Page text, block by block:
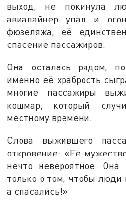
выход, не покинула
авиалайнер упал и
фюзеляжа, её
спасение пассажиров.
Она осталась рядом,
именно её храбрость
многие пассажиры
кошмар, который
местному времени.
Слова выжившего
откровение: «Её
нечто невероятное.
только о том, чтобы люди
а спасались!»